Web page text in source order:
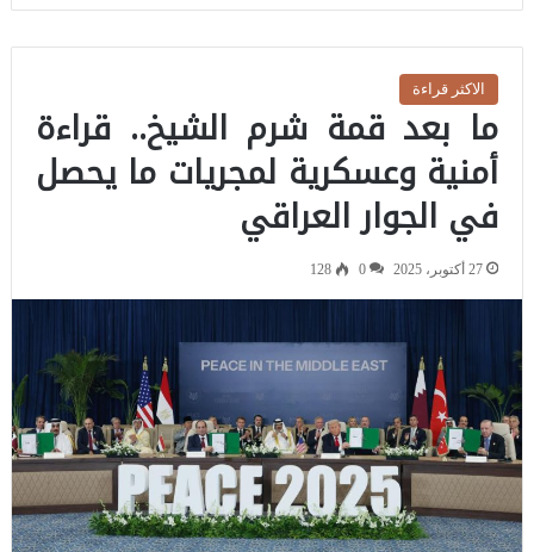
الاكثر قراءة
ما بعد قمة شرم الشيخ.. قراءة
أمنية وعسكرية لمجريات ما يحصل
في الجوار العراقي
27 أكتوبر، 2025 0
128